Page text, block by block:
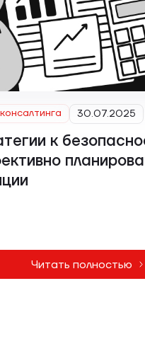
30.07.2025
к
Читать полностью